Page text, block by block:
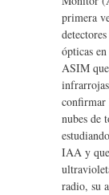
primera
ópticas
ASIM
confirmar
nubes de
IAA y
radio, su